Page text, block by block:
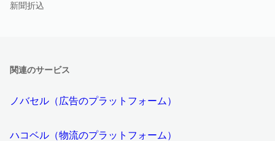
新聞折込
関連のサービス
ノバセル（広告のプラットフォーム）
ハコベル（物流のプラットフォーム）